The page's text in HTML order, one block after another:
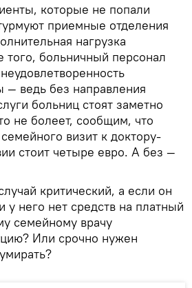
которые не попали
приемные отделения
нагрузка
того, больничный персонал
ведь без направления
больниц стоят заметно
не болеет, сообщим, что
визит к доктору-
стоит четыре евро. А без —
критический, а если он
него нет средств на платный
семейному врачу
Или срочно нужен